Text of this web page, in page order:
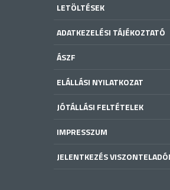
LETÖLTÉSEK
ADATKEZELÉSI TÁJÉKOZTATÓ
ÁSZF
ELÁLLÁSI NYILATKOZAT
JÓTÁLLÁSI FELTÉTELEK
IMPRESSZUM
JELENTKEZÉS